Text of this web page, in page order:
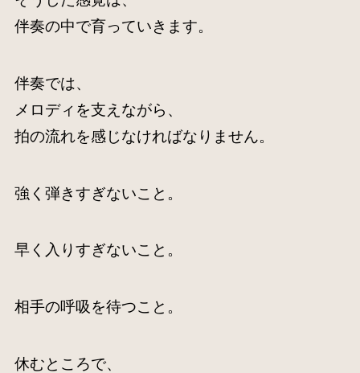
伴奏の中で育っていきます。
伴奏では、
メロディを支えながら、
拍の流れを感じなければなりません。
強く弾きすぎないこと。
早く入りすぎないこと。
相手の呼吸を待つこと。
休むところで、